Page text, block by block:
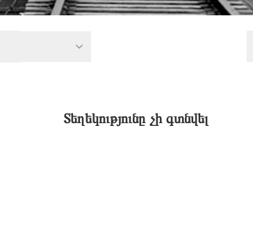
Տեղեկությունը չի գտնվել